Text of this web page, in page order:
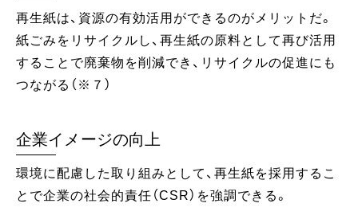
再生紙は、資源の有効活用ができるのがメリットだ。
紙ごみをリサイクルし、再生紙の原料として再び活用
することで廃棄物を削減でき、リサイクルの促進にも
つながる（※７）
企業イメージの向上
環境に配慮した取り組みとして、再生紙を採用するこ
とで企業の社会的責任（CSR）を強調できる。